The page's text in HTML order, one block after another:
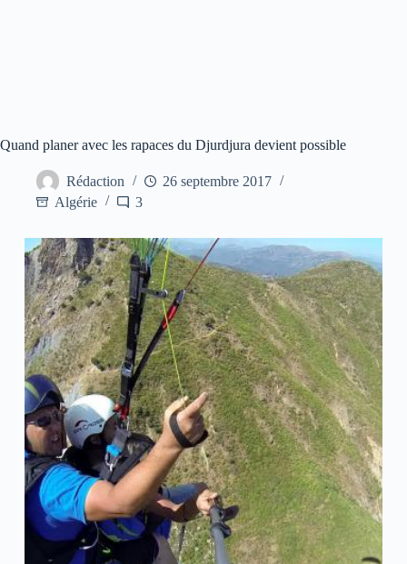
Quand planer avec les rapaces du Djurdjura devient possible
Rédaction
26 septembre 2017
Algérie
3